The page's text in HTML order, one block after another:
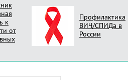
к
от
Профилактика
ВИЧ/СПИДа в
России